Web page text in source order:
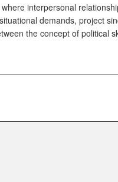
interpersonal
demands, project
the concept of political